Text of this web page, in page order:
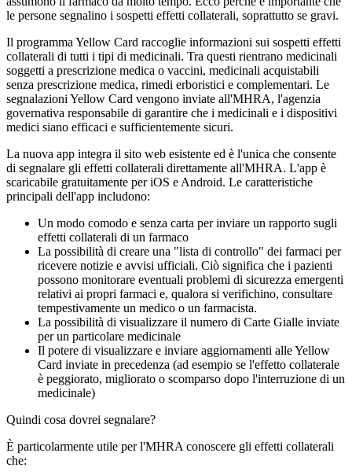
le persone segnalino i sospetti effetti collaterali, soprattutto se gravi.
Il programma Yellow Card raccoglie informazioni sui sospetti effetti
collaterali di tutti i tipi di medicinali. Tra questi rientrano medicinali
soggetti a prescrizione medica o vaccini, medicinali acquistabili
senza prescrizione medica, rimedi erboristici e complementari. Le
segnalazioni Yellow Card vengono inviate all'MHRA, l'agenzia
governativa responsabile di garantire che i medicinali e i dispositivi
medici siano efficaci e sufficientemente sicuri.
La nuova app integra il sito web esistente ed è l'unica che consente
di segnalare gli effetti collaterali direttamente all'MHRA. L'app è
scaricabile gratuitamente per iOS e Android. Le caratteristiche
principali dell'app includono:
Un modo comodo e senza carta per inviare un rapporto sugli
effetti collaterali di un farmaco
La possibilità di creare una "lista di controllo" dei farmaci per
ricevere notizie e avvisi ufficiali. Ciò significa che i pazienti
possono monitorare eventuali problemi di sicurezza emergenti
relativi ai propri farmaci e, qualora si verifichino, consultare
tempestivamente un medico o un farmacista.
La possibilità di visualizzare il numero di Carte Gialle inviate
per un particolare medicinale
Il potere di visualizzare e inviare aggiornamenti alle Yellow
Card inviate in precedenza (ad esempio se l'effetto collaterale
è peggiorato, migliorato o scomparso dopo l'interruzione di un
medicinale)
Quindi cosa dovrei segnalare?
È particolarmente utile per l'MHRA conoscere gli effetti collaterali
che: